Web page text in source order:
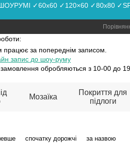
✓60x60 ✓120×60 ✓80x80 ✓SPC
працюєза попереднім записом.
запис до шоу-руму
обробляються з 10-00 до
Мозаїка
Покриття для
підлоги
спочатку дорожчі за назвою